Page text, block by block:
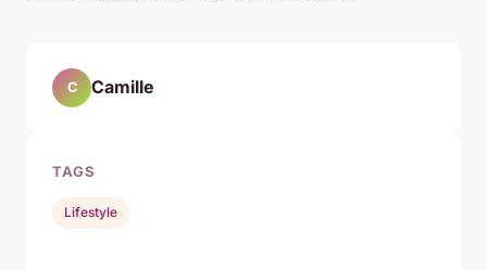
C Camille
TAGS
Lifestyle